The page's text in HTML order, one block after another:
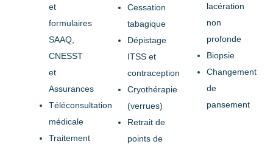
et
formulaires
SAAQ,
CNESST
et
Assurances
Téléconsultation
médicale
Traitement
Cessation
tabagique
Dépistage
ITSS et
contraception
Cryothérapie
(verrues)
Retrait de
points de
lacération
non
profonde
Biopsie
Changement
de
pansement